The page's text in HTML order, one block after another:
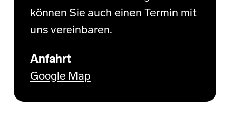
können Sie auch einen Termin mit
uns vereinbaren.
Anfahrt
Google Map